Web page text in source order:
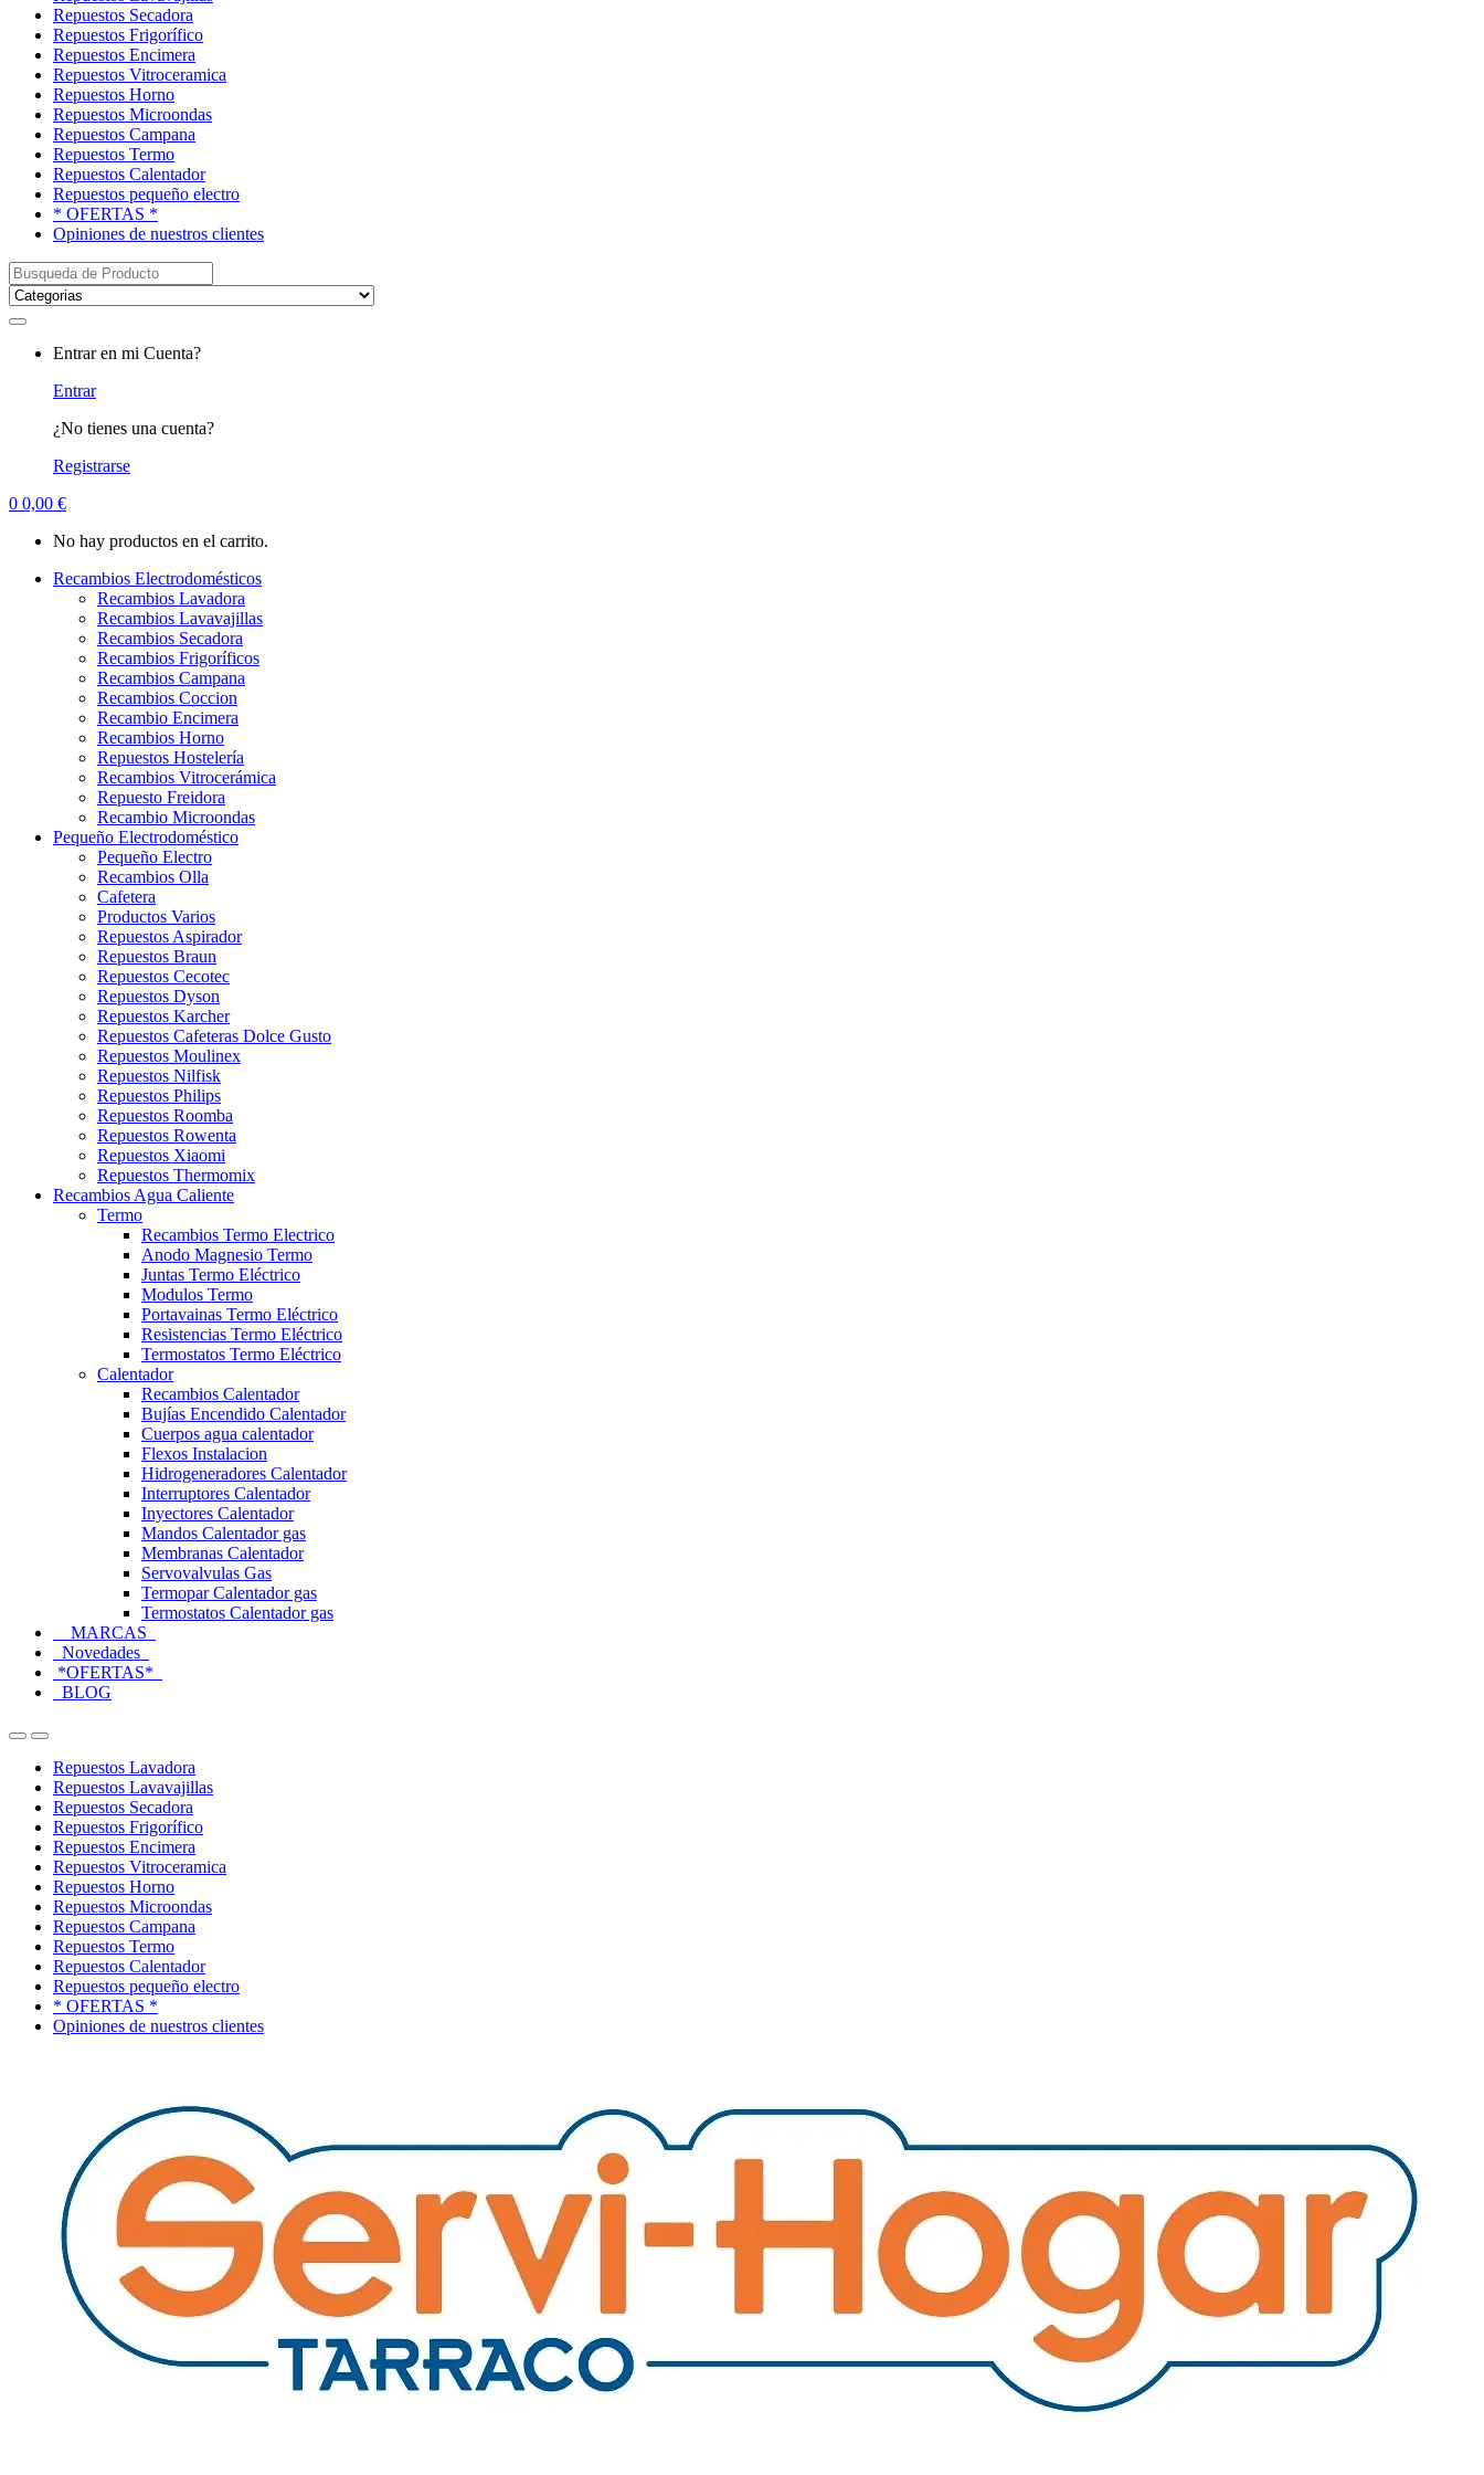
Repuestos Secadora
Repuestos Frigorífico
Repuestos Encimera
Repuestos Vitroceramica
Repuestos Horno
Repuestos Microondas
Repuestos Campana
Repuestos Termo
Repuestos Calentador
Repuestos pequeño electro
* OFERTAS *
Opiniones de nuestros clientes
Buscar:
Entrar en mi Cuenta?
Entrar
¿No tienes una cuenta?
Registrarse
0 0,00 €
No hay productos en el carrito.
Recambios Electrodomésticos
Recambios Lavadora
Recambios Lavavajillas
Recambios Secadora
Recambios Frigoríficos
Recambios Campana
Recambios Coccion
Recambio Encimera
Recambios Horno
Repuestos Hostelería
Recambios Vitrocerámica
Repuesto Freidora
Recambio Microondas
Pequeño Electrodoméstico
Pequeño Electro
Recambios Olla
Cafetera
Productos Varios
Repuestos Aspirador
Repuestos Braun
Repuestos Cecotec
Repuestos Dyson
Repuestos Karcher
Repuestos Cafeteras Dolce Gusto
Repuestos Moulinex
Repuestos Nilfisk
Repuestos Philips
Repuestos Roomba
Repuestos Rowenta
Repuestos Xiaomi
Repuestos Thermomix
Recambios Agua Caliente
Termo
Recambios Termo Electrico
Anodo Magnesio Termo
Juntas Termo Eléctrico
Modulos Termo
Portavainas Termo Eléctrico
Resistencias Termo Eléctrico
Termostatos Termo Eléctrico
Calentador
Recambios Calentador
Bujías Encendido Calentador
Cuerpos agua calentador
Flexos Instalacion
Hidrogeneradores Calentador
Interruptores Calentador
Inyectores Calentador
Mandos Calentador gas
Membranas Calentador
Servovalvulas Gas
Termopar Calentador gas
Termostatos Calentador gas
MARCAS
Novedades
*OFERTAS*
BLOG
OpenClose
Repuestos Lavadora
Repuestos Lavavajillas
Repuestos Secadora
Repuestos Frigorífico
Repuestos Encimera
Repuestos Vitroceramica
Repuestos Horno
Repuestos Microondas
Repuestos Campana
Repuestos Termo
Repuestos Calentador
Repuestos pequeño electro
* OFERTAS *
Opiniones de nuestros clientes